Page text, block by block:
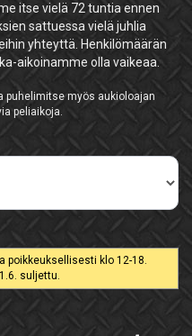
itse vielä 72 tuntia ennen
sattuessa vielä juhlia
yhteyttä. Henkilömäärän
aikoinamme olla vaikeaa.
puhelimitse myös aukioloajan
peliaikoja.
poikkeuksellisesti klo 12-18.
suljettu.